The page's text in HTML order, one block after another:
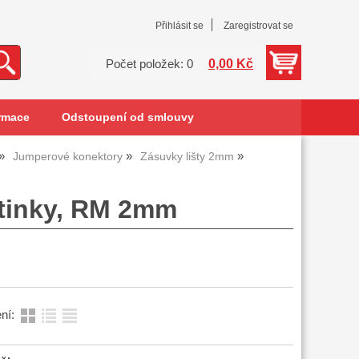
Přihlásit se Zaregistrovat se
Počet položek: 0 0,00 Kč
Odstoupení od smlouvy
Jumperové konektory Zásuvky lišty 2mm
RM 2mm